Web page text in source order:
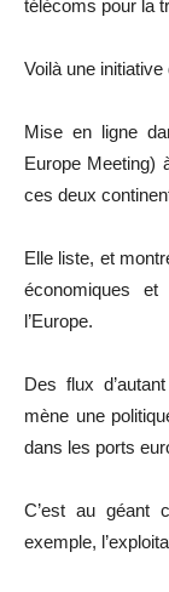
télécoms pour la
Voilà une initiative
Mise en ligne
Europe Meeting)
ces deux
Elle liste, et
économiques et
l’Europe.
Des flux
mène une
dans les ports
C’est au géant
exemple,